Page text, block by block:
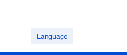
Language